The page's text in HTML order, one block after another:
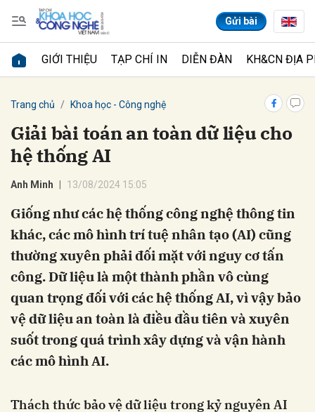
Gửi bài
GIỚI THIỆU TẠP CHÍ IN DIỄN ĐÀN KH&CN ĐỊA
Trang chủ Khoa học - Công nghệ
Giải bài toán an toàn dữ liệu cho
hệ thống AI
Anh Minh 13/08/2024 15:05
Giống như các hệ thống công nghệ thông tin
khác, các mô hình trí tuệ nhân tạo (AI) cũng
thường xuyên phải đối mặt với nguy cơ tấn
công. Dữ liệu là một thành phần vô cùng
quan trọng đối với các hệ thống AI, vì vậy bảo
vệ dữ liệu an toàn là điều đầu tiên và xuyên
suốt trong quá trình xây dựng và vận hành
các mô hình AI.
Thách thức bảo vệ dữ liệu trong kỷ nguyên AI
Gửi bình luận
Hủy Gửi